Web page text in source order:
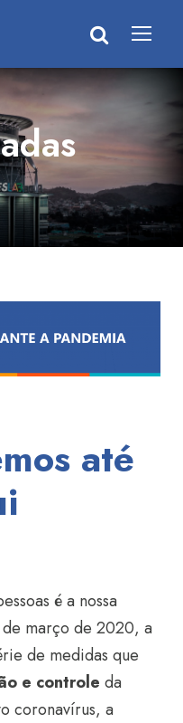
até
é a nossa
de março de 2020, a
de medidas que
e controle da
coronavírus, a